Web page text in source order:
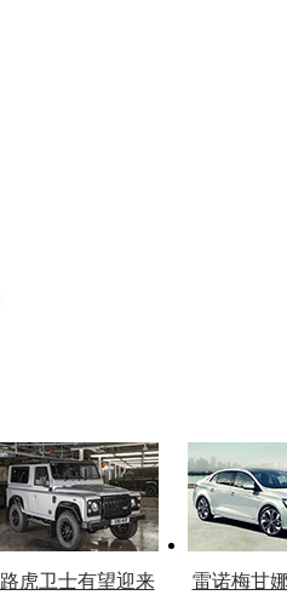
路虎卫士有望迎来
雷诺梅甘